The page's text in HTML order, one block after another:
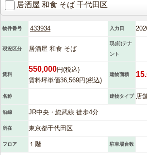
居酒屋 和食 そば 千代田区
物件番号 433934 入力日
現況区分 居酒屋 和食 そば
現(前)テナ
ント
賃料
550,000円(税込)
賃料坪単価36,569円(税込)
建物面積
名称 建物タイプ 店
沿線 JR中央・総武線 徒歩4分
所在 東京都千代田区
フロア １階 駐車場台数